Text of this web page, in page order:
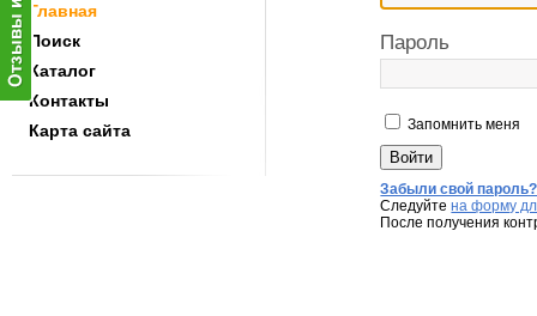
Главная
Поиск
Каталог
Контакты
Карта сайта
Пароль
Запомнить меня
Забыли свой пароль?
Следуйтена форму
После получения